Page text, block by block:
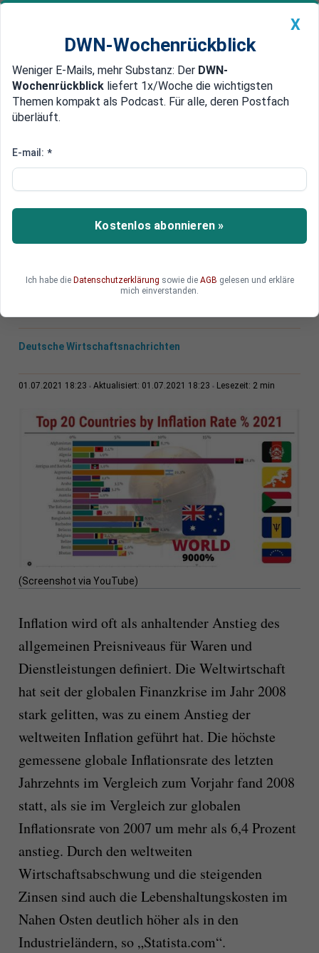
Newsticker MEIN DWN: Geldanlage Premium
Edelmetalle DWN-Magazin China
Der Geist der Inflation ergreift
Italien, Spanien und Frankreich
Die weltweite Inflation greift um sich. Einige
Regionen sind stärker betroffen als andere.
weltweite Verschärfung dieses Trends.
Deutsche Wirtschaftsnachrichten
01.07.2021 18:23 Aktualisiert: 01.07.2021 18:23 Lesezeit: 2 min
(Screenshot via YouTube)
Inflation wird oft als anhaltender Anstieg des
allgemeinen Preisniveaus für Waren und
Dienstleistungen definiert. Die Weltwirtschaft
hat seit der globalen Finanzkrise im Jahr 2008
stark gelitten, was zu einem Anstieg der
weltweiten Inflation geführt hat. Die höchste
gemessene globale Inflationsrate des letzten
Jahrzehnts im Vergleich zum Vorjahr fand 2008
statt, als sie im Vergleich zur globalen
Inflationsrate von 2007 um mehr als 6,4 Prozent
anstieg. Durch den weltweiten
Wirtschaftsabschwung und die steigenden
Zinsen sind auch die Lebenshaltungskosten im
Nahen Osten deutlich höher als in den
Industrieländern, so „Statista.com“.
X
DWN-Wochenrückblick
Weniger E-Mails, mehr Substanz: Der DWN-
Wochenrückblick liefert 1x/Woche die wichtigsten
Themen kompakt als Podcast. Für alle, deren Postfach
überläuft.
E-mail: *
Kostenlos abonnieren »
Ich habe die Datenschutzerklärung sowie die AGB gelesen und erkläre
mich einverstanden.